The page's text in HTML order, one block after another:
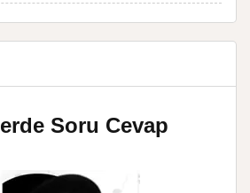
Soru Cevap